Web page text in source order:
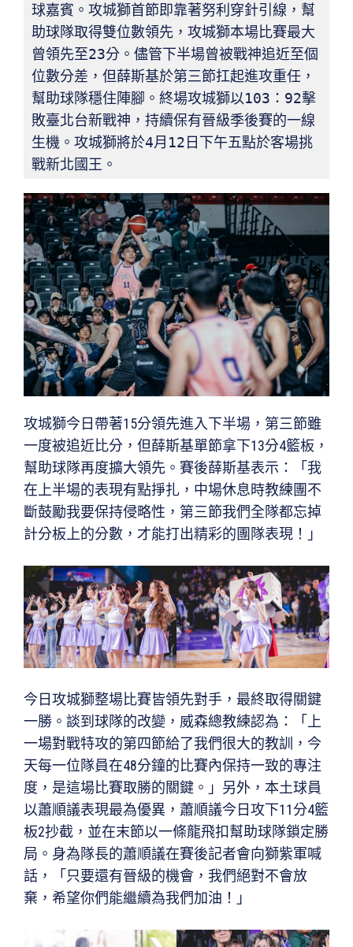
球嘉賓。攻城獅首節即靠著努利穿針引線，幫
助球隊取得雙位數領先，攻城獅本場比賽最大
曾領先至23分。儘管下半場曾被戰神追近至個
位數分差，但薛斯基於第三節扛起進攻重任，
幫助球隊穩住陣腳。終場攻城獅以103：92擊
敗臺北台新戰神，持續保有晉級季後賽的一線
生機。攻城獅將於4月12日下午五點於客場挑
戰新北國王。
攻城獅今日帶著15分領先進入下半場，第三節雖
一度被追近比分，但薛斯基單節拿下13分4籃板，
幫助球隊再度擴大領先。賽後薛斯基表示：「我
在上半場的表現有點掙扎，中場休息時教練團不
斷鼓勵我要保持侵略性，第三節我們全隊都忘掉
計分板上的分數，才能打出精彩的團隊表現！」
今日攻城獅整場比賽皆領先對手，最終取得關鍵
一勝。談到球隊的改變，威森總教練認為：「上
一場對戰特攻的第四節給了我們很大的教訓，今
天每一位隊員在48分鐘的比賽內保持一致的專注
度，是這場比賽取勝的關鍵。」另外，本土球員
以蕭順議表現最為優異，蕭順議今日攻下11分4籃
板2抄截，並在末節以一條龍飛扣幫助球隊鎖定勝
局。身為隊長的蕭順議在賽後記者會向獅紫軍喊
話，「只要還有晉級的機會，我們絕對不會放
棄，希望你們能繼續為我們加油！」